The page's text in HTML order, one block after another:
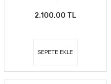
2.100,00 TL
SEPETE EKLE